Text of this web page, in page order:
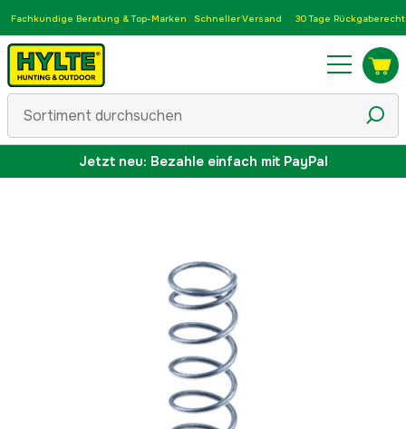
Fachkundige Beratung & Top-Marken Schneller Versand 30 Tage Rückgaberecht
Jetzt neu: Bezahle einfach mit PayPal